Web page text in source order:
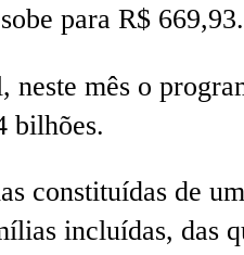
para R$ 669,93.
mês o
bilhões.
constituídas de
incluídas, das